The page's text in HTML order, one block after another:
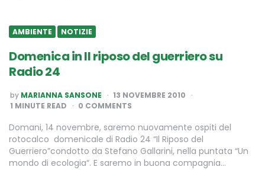
AMBIENTE NOTIZIE
Domenica in Il riposo del guerriero su
Radio 24
POSTED
BY
by MARIANNA SANSONE
13 NOVEMBRE 2010
1 MINUTE READ 0 COMMENTS
Domani, 14 novembre, saremo nuovamente ospiti del
rotocalco domenicale di Radio 24 “Il Riposo del
Guerriero”condotto da Stefano Gallarini, nella puntata “Un
mondo di ecologia“. E saremo in buona compagnia…